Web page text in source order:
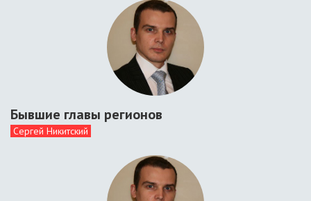
Бывшие главы регионов
Сергей Никитский